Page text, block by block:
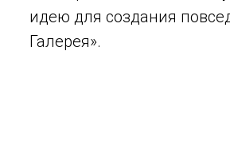
идею для создания
Галерея».